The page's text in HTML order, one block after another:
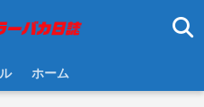
ホーム